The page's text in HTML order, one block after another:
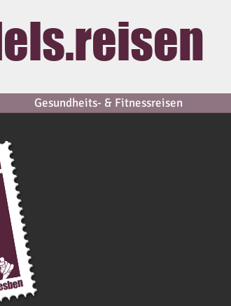
Gesundheits- & Fitnessreisen